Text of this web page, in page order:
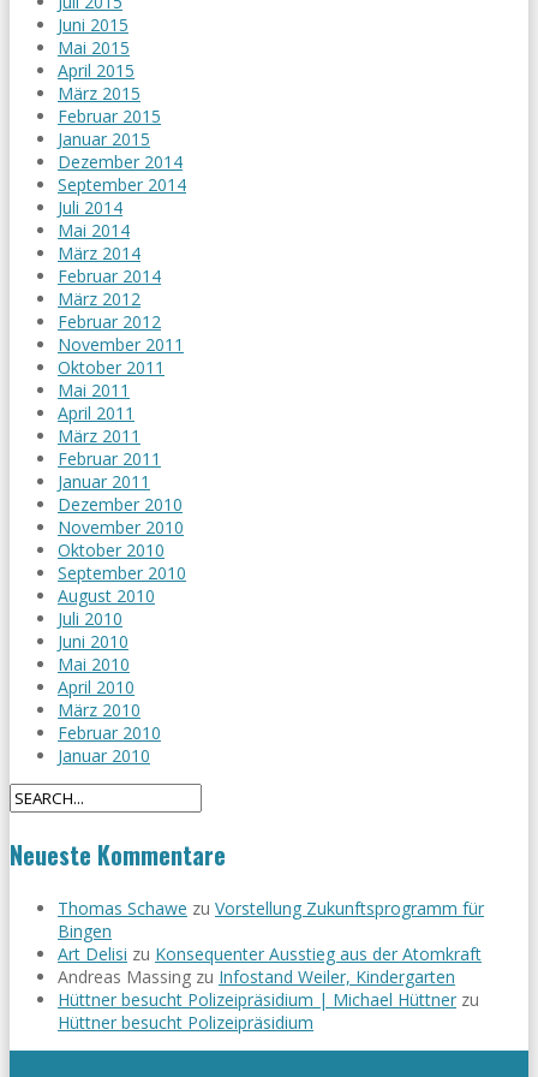
Juni 2015
Mai 2015
April 2015
März 2015
Februar 2015
Januar 2015
Dezember 2014
September 2014
Juli 2014
Mai 2014
März 2014
Februar 2014
März 2012
Februar 2012
November 2011
Oktober 2011
Mai 2011
April 2011
März 2011
Februar 2011
Januar 2011
Dezember 2010
November 2010
Oktober 2010
September 2010
August 2010
Juli 2010
Juni 2010
Mai 2010
April 2010
März 2010
Februar 2010
Januar 2010
Neueste Kommentare
Thomas Schawe zu Vorstellung Zukunftsprogramm für
Bingen
Art Delisi zu Konsequenter Ausstieg aus der Atomkraft
Andreas Massing zu Infostand Weiler, Kindergarten
Hüttner besucht Polizeipräsidium | Michael Hüttner zu
Hüttner besucht Polizeipräsidium